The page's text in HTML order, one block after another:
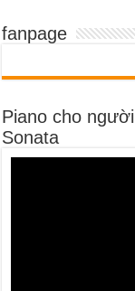
fanpage
Piano cho
Sonata